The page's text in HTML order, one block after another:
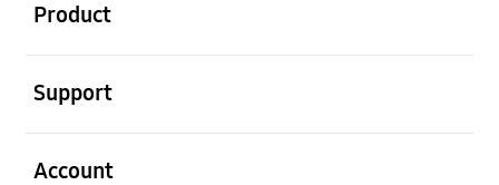
Product
Support
Account